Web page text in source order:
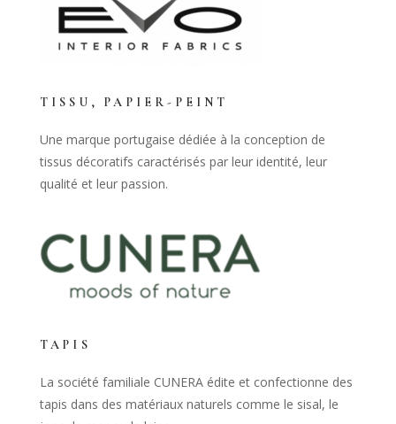
TISSU, PAPIER-PEINT
Une marque portugaise dédiée à la conception de
tissus décoratifs caractérisés par leur identité, leur
qualité et leur passion.
TAPIS
La société familiale CUNERA édite et confectionne des
tapis dans des matériaux naturels comme le sisal, le